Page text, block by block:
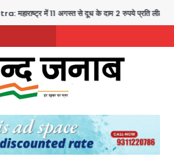
अगस्त से दूध के दाम 2 रुपये प्रति लीटर बढ़े